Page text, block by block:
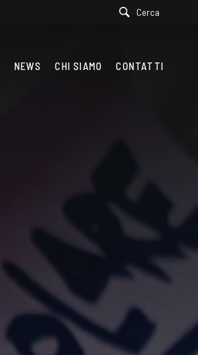
Cerca
NEWS CHI SIAMO CONTATTI